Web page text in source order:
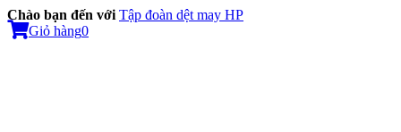
Chào bạn đến với Tập đoàn dệt may HP
Giỏ hàng0